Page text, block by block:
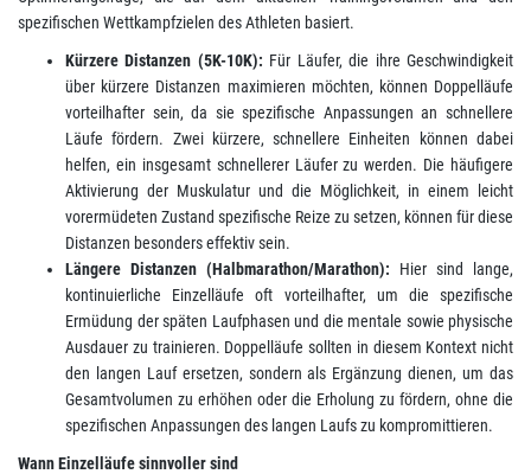
spezifischen Wettkampfzielen des Athleten basiert.
Kürzere Distanzen (5K-10K): Für Läufer, die ihre Geschwindigkeit
über kürzere Distanzen maximieren möchten, können Doppelläufe
vorteilhafter sein, da sie spezifische Anpassungen an schnellere
Läufe fördern. Zwei kürzere, schnellere Einheiten können dabei
helfen, ein insgesamt schnellerer Läufer zu werden. Die häufigere
Aktivierung der Muskulatur und die Möglichkeit, in einem leicht
vorermüdeten Zustand spezifische Reize zu setzen, können für diese
Distanzen besonders effektiv sein.
Längere Distanzen (Halbmarathon/Marathon): Hier sind lange,
kontinuierliche Einzelläufe oft vorteilhafter, um die spezifische
Ermüdung der späten Laufphasen und die mentale sowie physische
Ausdauer zu trainieren. Doppelläufe sollten in diesem Kontext nicht
den langen Lauf ersetzen, sondern als Ergänzung dienen, um das
Gesamtvolumen zu erhöhen oder die Erholung zu fördern, ohne die
spezifischen Anpassungen des langen Laufs zu kompromittieren.
Wann Einzelläufe sinnvoller sind